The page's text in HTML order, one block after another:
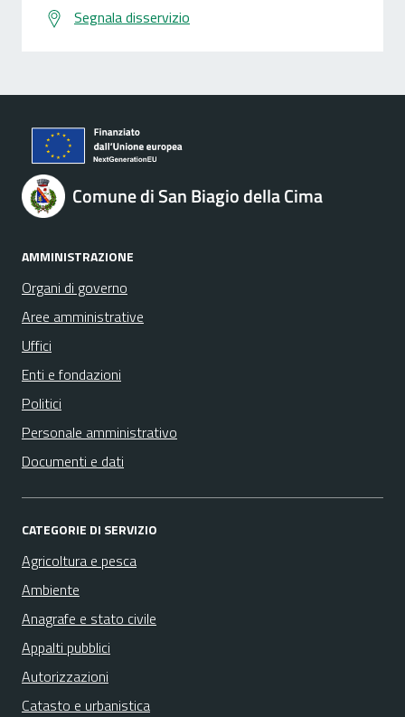
Segnala disservizio
Comune di San Biagio della Cima
AMMINISTRAZIONE
Organi di governo
Aree amministrative
Uffici
Enti e fondazioni
Politici
Personale amministrativo
Documenti e dati
CATEGORIE DI SERVIZIO
Agricoltura e pesca
Ambiente
Anagrafe e stato civile
Appalti pubblici
Autorizzazioni
Catasto e urbanistica